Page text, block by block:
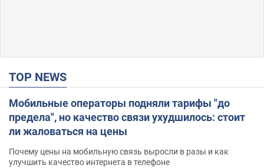
TOP NEWS
Мобильные операторы подняли тарифы "до
предела", но качество связи ухудшилось: стоит
ли жаловаться на цены
Почему цены на мобильную связь выросли в разы и как
улучшить качество интернета в телефоне